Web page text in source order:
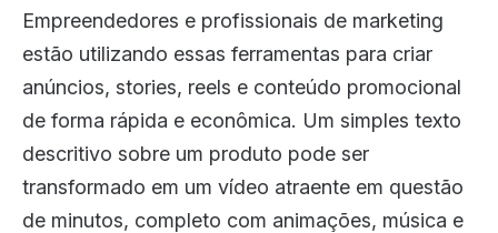
Empreendedores e profissionais de marketing
estão utilizando essas ferramentas para criar
anúncios, stories, reels e conteúdo promocional
de forma rápida e econômica. Um simples texto
descritivo sobre um produto pode ser
transformado em um vídeo atraente em questão
de minutos, completo com animações, música e